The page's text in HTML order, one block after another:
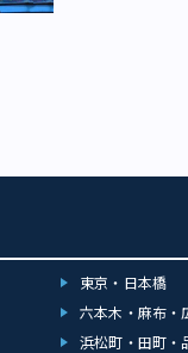
クションは来
は本当に大変
にしようと思
さんにそう語
は言えないか
「もしモノが
に詰めて持っ
引っ越し作業
に未熟なとこ
ひとりで生き
さんのように
ん。
多めです。 利
ずは大手のも
にも、まずは
をあらゆる選
るギャルっぽ
ないでしょう
ような、強め
ォー以上の男
うかは知る由
した。 たとえ
ではなく昭和
を変えるほど
ずにフリータ
変えてくれる
ときには、すで
ないかもしれな
のイメージ（
分の身体に直
よっぽど現実
環境は浮気や
しやすくなり
もできるとい
公共空間 に開
ものの、それ
ト・スマート
る」という大
東京・日本橋
六本木・麻布・
浜松町・田町・